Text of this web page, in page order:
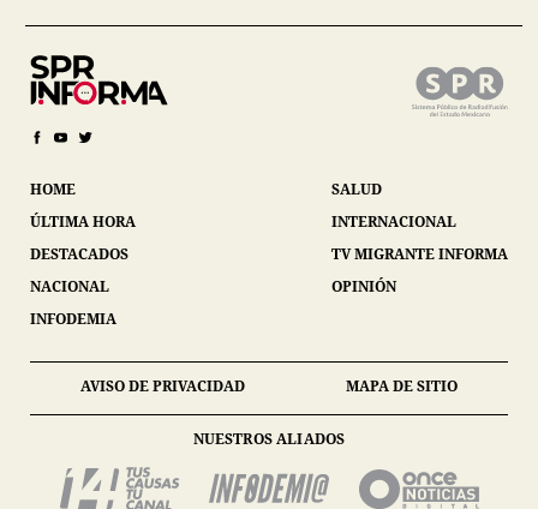
HOME
ÚLTIMA HORA
DESTACADOS
NACIONAL
INFODEMIA
SALUD
INTERNACIONAL
TV MIGRANTE INFORMA
OPINIÓN
AVISO DE PRIVACIDAD MAPA DE SITIO
NUESTROS ALIADOS